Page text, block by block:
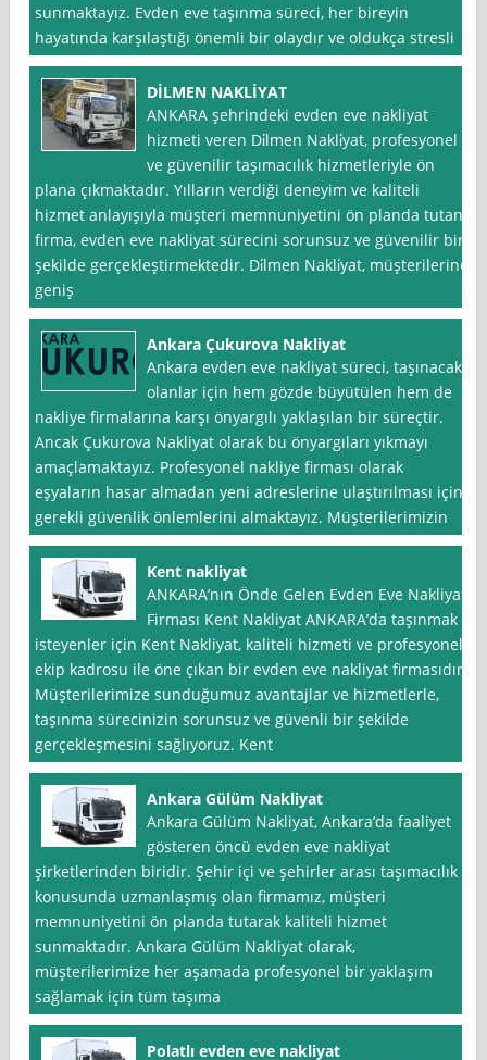
sunmaktayız. Evden eve taşınma süreci, her bireyin
hayatında karşılaştığı önemli bir olaydır ve oldukça stresli
DİLMEN NAKLİYAT
ANKARA şehrindeki evden eve nakliyat
hizmeti veren Di̇lmen Nakli̇yat, profesyonel
ve güvenilir taşımacılık hizmetleriyle ön
plana çıkmaktadır. Yılların verdiği deneyim ve kaliteli
hizmet anlayışıyla müşteri memnuniyetini ön planda tutan
firma, evden eve nakliyat sürecini sorunsuz ve güvenilir bir
şekilde gerçekleştirmektedir. Di̇lmen Nakli̇yat, müşterilerine
geniş
Ankara Çukurova Nakliyat
Ankara evden eve nakliyat süreci, taşınacak
olanlar için hem gözde büyütülen hem de
nakliye firmalarına karşı önyargılı yaklaşılan bir süreçtir.
Ancak Çukurova Nakliyat olarak bu önyargıları yıkmayı
amaçlamaktayız. Profesyonel nakliye firması olarak
eşyaların hasar almadan yeni adreslerine ulaştırılması için
gerekli güvenlik önlemlerini almaktayız. Müşterilerimizin
Kent nakliyat
ANKARA’nın Önde Gelen Evden Eve Nakliyat
Firması Kent Nakliyat ANKARA’da taşınmak
isteyenler için Kent Nakliyat, kaliteli hizmeti ve profesyonel
ekip kadrosu ile öne çıkan bir evden eve nakliyat firmasıdır.
Müşterilerimize sunduğumuz avantajlar ve hizmetlerle,
taşınma sürecinizin sorunsuz ve güvenli bir şekilde
gerçekleşmesini sağlıyoruz. Kent
Ankara Gülüm Nakliyat
Ankara Gülüm Nakliyat, Ankara’da faaliyet
gösteren öncü evden eve nakliyat
şirketlerinden biridir. Şehir içi ve şehirler arası taşımacılık
konusunda uzmanlaşmış olan firmamız, müşteri
memnuniyetini ön planda tutarak kaliteli hizmet
sunmaktadır. Ankara Gülüm Nakliyat olarak,
müşterilerimize her aşamada profesyonel bir yaklaşım
sağlamak için tüm taşıma
Polatlı evden eve nakliyat